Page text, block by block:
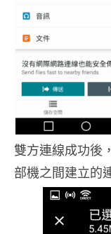
雙方連線成功後
部機之間建立的